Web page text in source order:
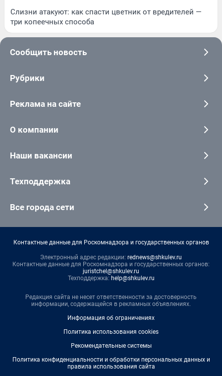
Слизни атакуют: как спасти цветник от вредителей —
три копеечных способа
Сообщить новость
Рубрики
Реклама на сайте
О компании
Наши вакансии
Техподдержка
Все города сети
Контактные данные для Роскомнадзора и государственных органов
Электронный адрес редакции: rednews@shkulev.ru
Контактные данные для Роскомнадзора и государственных органов:
juristchel@shkulev.ru
Техподдержка: help@shkulev.ru
Редакция сайта не несет ответственности за достоверность
информации, содержащейся в рекламных объявлениях.
Информация об ограничениях
Политика использования cookies
Рекомендательные системы
Политика конфиденциальности и обработки персональных данных и
правила использования сайта